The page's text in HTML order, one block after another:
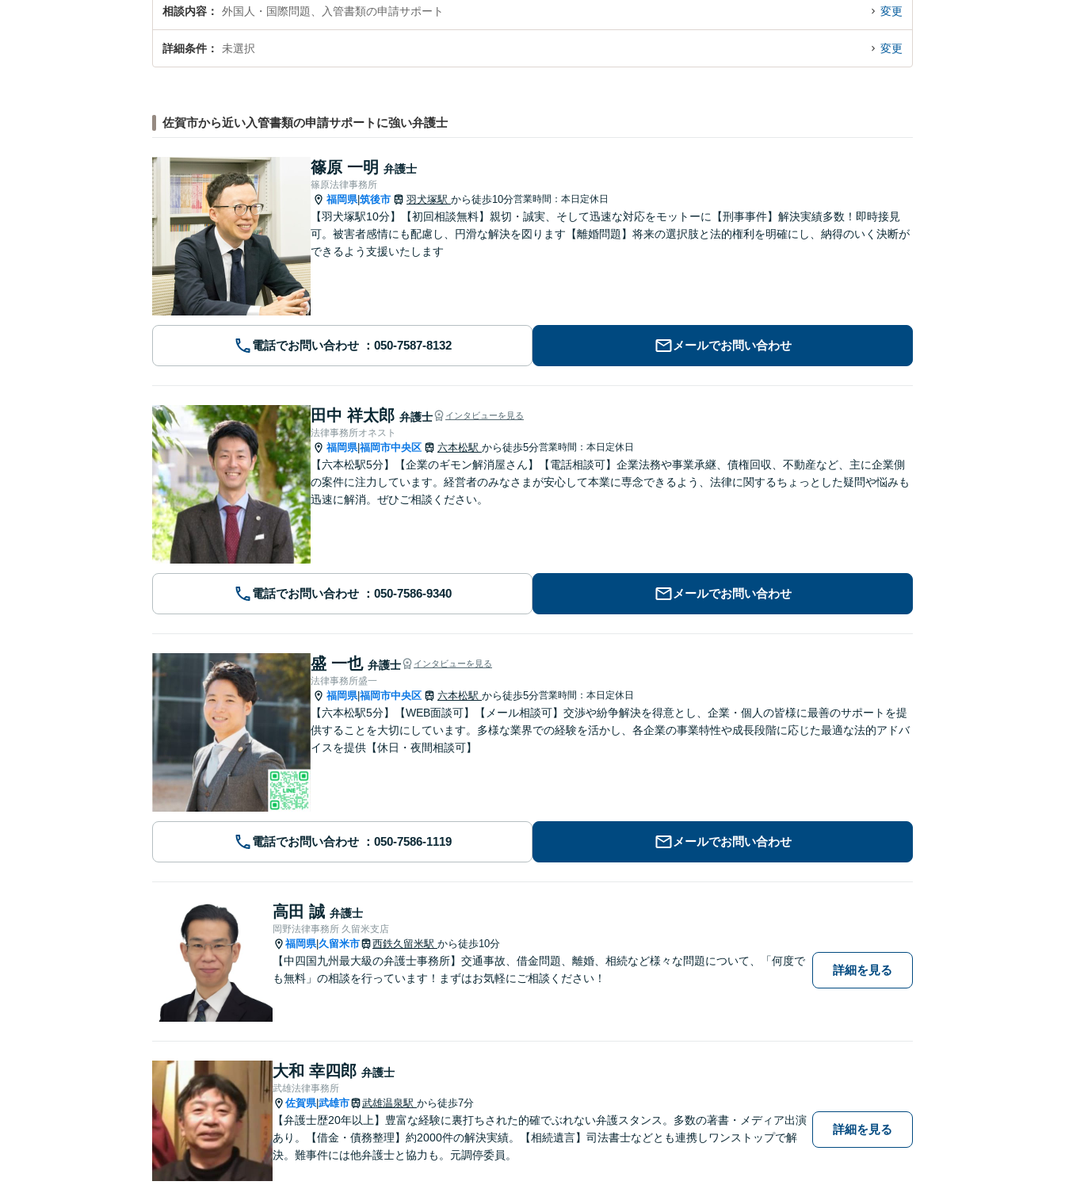
相談内容 外国人・国際問題、入管書類の申請サポート 変更
詳細条件 未選択 変更
佐賀市から近い入管書類の申請サポートに強い弁護士
篠原 一明 弁護士
篠原法律事務所
福岡県|筑後市 羽犬塚駅 から徒歩10分営業時間：本日定休日
【羽犬塚駅10分】【初回相談無料】親切・誠実、そして迅速な対応をモットーに【刑事事件】解決実績多数！即時接見
可。被害者感情にも配慮し、円滑な解決を図ります【離婚問題】将来の選択肢と法的権利を明確にし、納得のいく決断が
できるよう支援いたします
電話でお問い合わせ メールでお問い合わせ
田中 祥太郎 弁護士 インタビューを見る
法律事務所オネスト
福岡県|福岡市中央区 六本松駅 から徒歩5分営業時間：本日定休日
【六本松駅5分】【企業のギモン解消屋さん】【電話相談可】企業法務や事業承継、債権回収、不動産など、主に企業側
の案件に注力しています。経営者のみなさまが安心して本業に専念できるよう、法律に関するちょっとした疑問や悩みも
迅速に解消。ぜひご相談ください。
電話でお問い合わせ メールでお問い合わせ
盛 一也 弁護士 インタビューを見る
法律事務所盛一
福岡県|福岡市中央区 六本松駅 から徒歩5分営業時間：本日定休日
【六本松駅5分】【WEB面談可】【メール相談可】交渉や紛争解決を得意とし、企業・個人の皆様に最善のサポートを提
供することを大切にしています。多様な業界での経験を活かし、各企業の事業特性や成長段階に応じた最適な法的アドバ
イスを提供【休日・夜間相談可】
電話でお問い合わせ メールでお問い合わせ
高田 誠 弁護士
岡野法律事務所 久留米支店
福岡県|久留米市 西鉄久留米駅 から徒歩10分
【中四国九州最大級の弁護士事務所】交通事故、借金問題、離婚、相続など様々な問題について、「何度で
も無料」の相談を行っています！まずはお気軽にご相談ください！
詳細を見る
大和 幸四郎 弁護士
武雄法律事務所
佐賀県|武雄市 武雄温泉駅 から徒歩7分
【弁護士歴20年以上】豊富な経験に裏打ちされた的確でぶれない弁護スタンス。多数の著書・メディア出演
あり。【借金・債務整理】約2000件の解決実績。【相続遺言】司法書士などとも連携しワンストップで解
決。難事件には他弁護士と協力も。元調停委員。
詳細を見る